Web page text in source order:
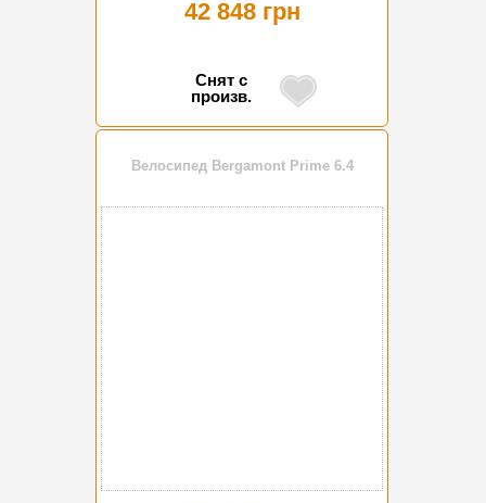
42 848 грн
Снят с
произв.
Велосипед Bergamont Prime 6.4